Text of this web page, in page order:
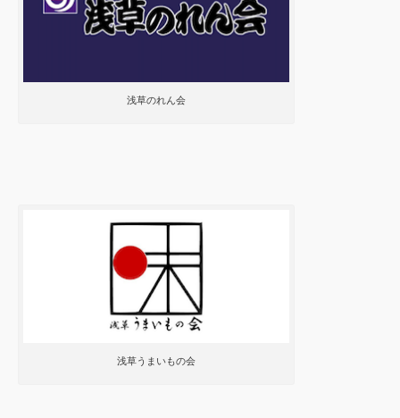
浅草のれん会
浅草うまいもの会